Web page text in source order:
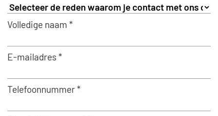
Volledige naam *
E-mailadres *
Telefoonnummer *